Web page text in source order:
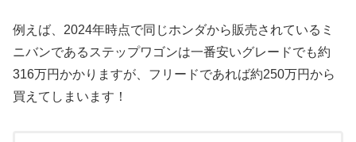
例えば、2024年時点で同じホンダから販売されているミ
ニバンであるステップワゴンは一番安いグレードでも約
316万円かかりますが、フリードであれば約250万円から
買えてしまいます！